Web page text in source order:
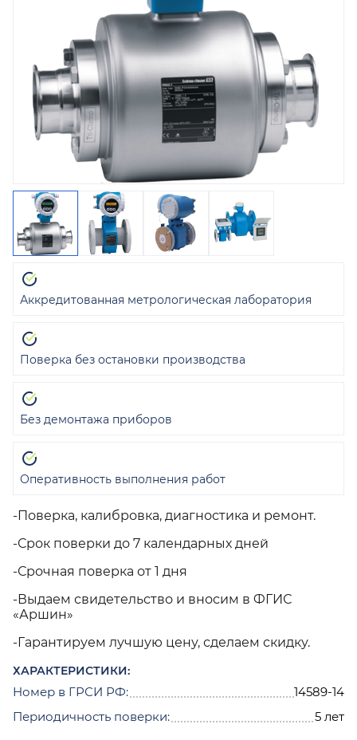
-Поверка, калибровка, диагностика и ремонт.
-Срок поверки до 7 календарных дней
-Срочная поверка от 1 дня
-Выдаем свидетельство и вносим в ФГИС
«Аршин»
-Гарантируем лучшую цену, сделаем скидку.
ХАРАКТЕРИСТИКИ:
Номер в ГРСИ РФ:
14589-14
Периодичность поверки:
5 лет
Аккредитованная метрологическая лаборатория
Поверка без остановки производства
Без демонтажа приборов
Оперативность выполнения работ